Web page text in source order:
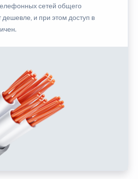
сетей общего
дешевле, и при этом доступ в